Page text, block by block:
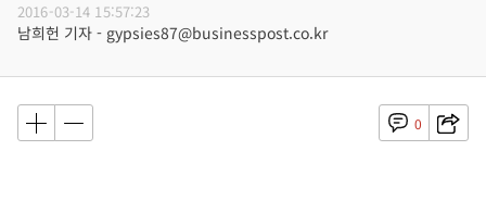
2016-03-14 15:57:23
남희헌 기자 - gypsies87@businesspost.co.kr
0